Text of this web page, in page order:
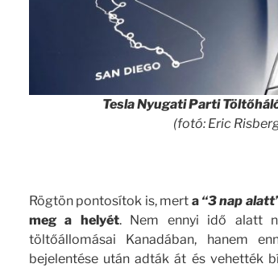
Tesla Nyugati Parti
(fotó: Eric
Rögtön pontosítok is, mert a “3 nap
meg a helyét. Nem ennyi idő alatt
töltőállomásai Kanadában, hanem
bejelentése után adták át és vehették